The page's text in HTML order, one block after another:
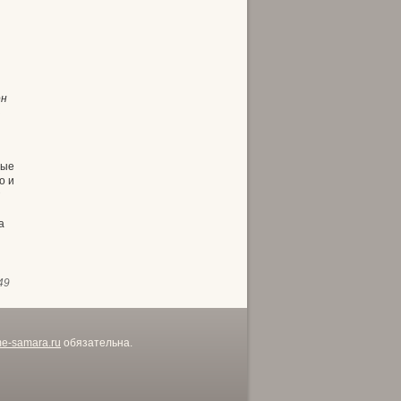
и
samara.ru обязательна.